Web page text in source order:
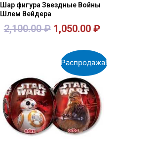
Шар фигура Звездные Войны
Шлем Вейдера
2,100.00₽ 1,050.00 ₽
Распродажа!